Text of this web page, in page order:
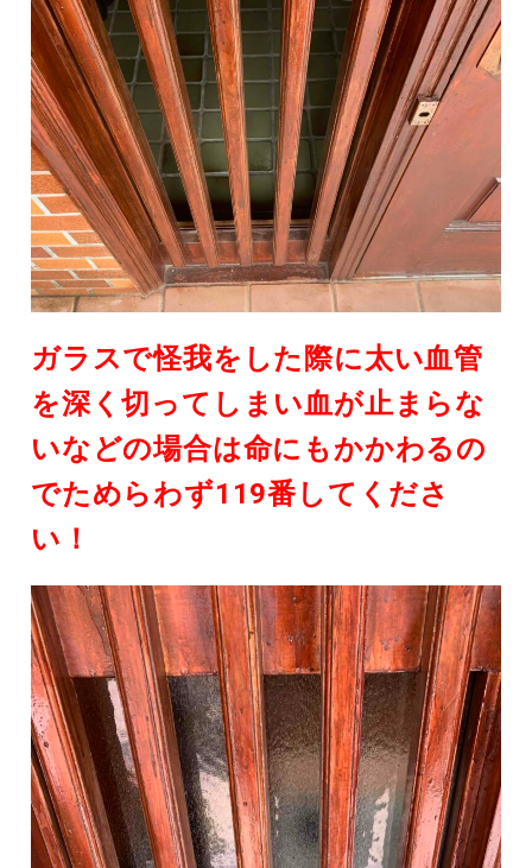
ガラスで怪我をした際に太い血管
を深く切ってしまい血が止まらな
いなどの場合は命にもかかわるの
でためらわず119番してくださ
い！